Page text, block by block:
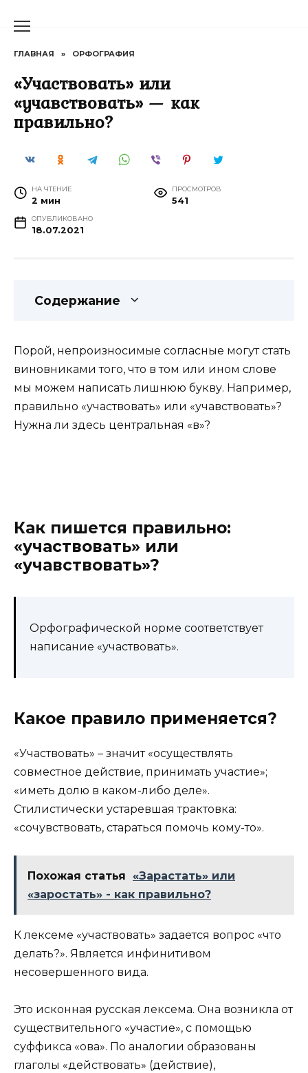
ГЛАВНАЯ » ОРФОГРАФИЯ
«Участвовать» или
«учавствовать» — как
правильно?
НА ЧТЕНИЕ
2 мин
ПРОСМОТРОВ
541
ОПУБЛИКОВАНО
18.07.2021
Содержание
Порой, непроизносимые согласные могут стать
виновниками того, что в том или ином слове
мы можем написать лишнюю букву. Например,
правильно «участвовать» или «учавствовать»?
Нужна ли здесь центральная «в»?
Как пишется правильно:
«участвовать» или
«учавствовать»?
Орфографической норме соответствует
написание «участвовать».
Какое правило применяется?
«Участвовать» – значит «осуществлять
совместное действие, принимать участие»;
«иметь долю в каком-либо деле».
Стилистически устаревшая трактовка:
«сочувствовать, стараться помочь кому-то».
Похожая статья
«Зарастать» или
«заростать» - как правильно?
К лексеме «участвовать» задается вопрос «что
делать?». Является инфинитивом
несовершенного вида.
Это исконная русская лексема. Она возникла от
существительного «участие», с помощью
суффикса «ова». По аналогии образованы
глаголы «действовать» (действие),